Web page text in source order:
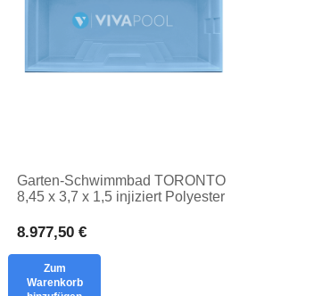
Garten-Schwimmbad TORONTO
8,45 x 3,7 x 1,5 injiziert Polyester
Schwimmbad
8.977,50 €
Zum
Warenkorb